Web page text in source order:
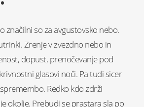
značilni so za avgustovsko nebo.
Zrenje v zvezdno nebo in
dopust, prenočevanje pod
glasovi noči. Pa tudi sicer
Redko kdo zdrži
okolje. Prebudi se prastara sla po